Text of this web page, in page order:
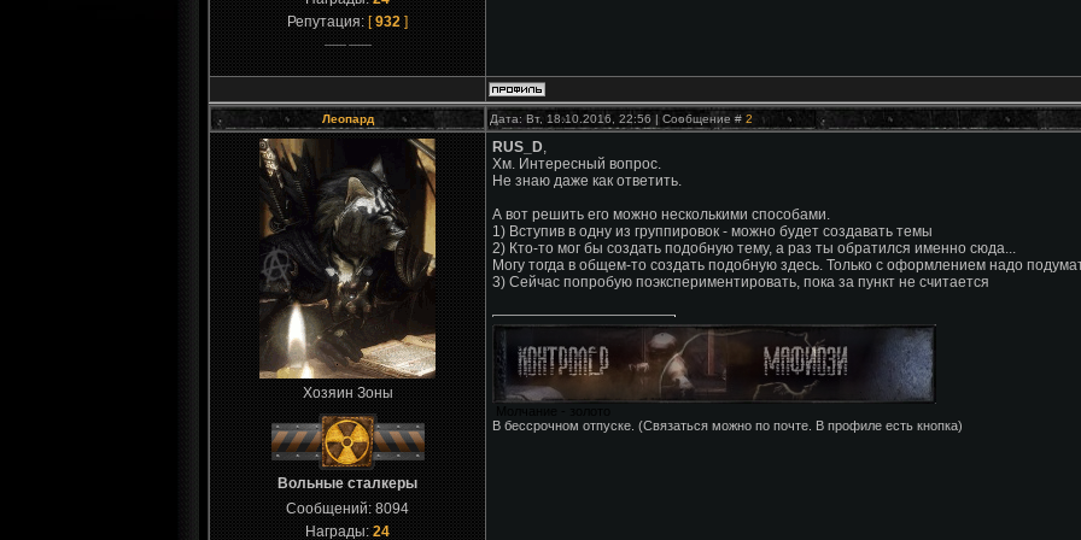
Репутация: [932 ]
Леопард Дата: Вт, 18.10.2016, 22:56 | Сообщение # 2
Хозяин Зоны
Вольные сталкеры
Сообщений: 8094
Награды: 24
RUS_D,
Хм. Интересный вопрос.
Не знаю даже как ответить.
А вот решить его можно несколькими способами.
1) Вступив в одну из группировок - можно будет создавать темы
2) Кто-то мог бы создать подобную тему, а раз ты обратился именно сюда...
Могу тогда в общем-то создать подобную здесь. Только с оформлением надо
3) Сейчас попробую поэкспериментировать, пока за пункт не считается
В бессрочном отпуске. (Связаться можно по почте. В профиле есть кнопка)